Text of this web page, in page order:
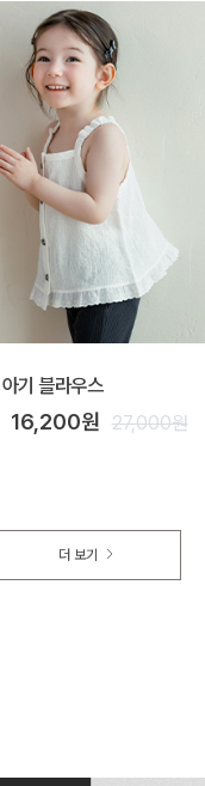
기 블라우스
16,200원 27,000원
더 보기